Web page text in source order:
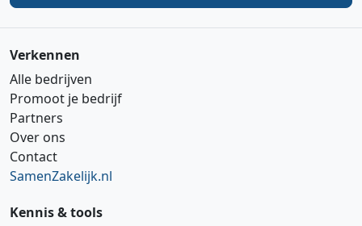
Verkennen
Alle bedrijven
Promoot je bedrijf
Partners
Over ons
Contact
SamenZakelijk.nl
Kennis & tools